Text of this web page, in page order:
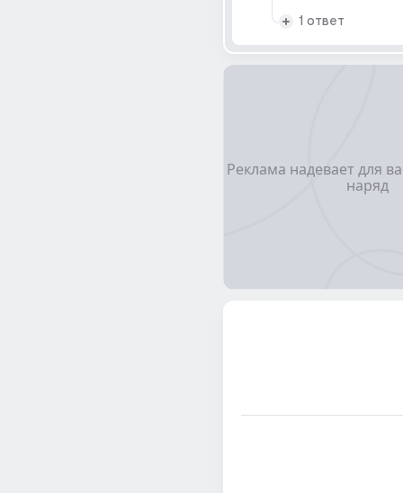
1 ответ